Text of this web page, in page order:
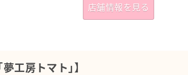
店舗情報を見る
工房トマト｣】